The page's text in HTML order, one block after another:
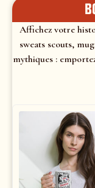
Affichez votre
sweats scouts,
mythiques :